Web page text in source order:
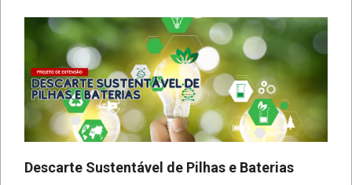
Descarte Sustentável de Pilhas e Baterias